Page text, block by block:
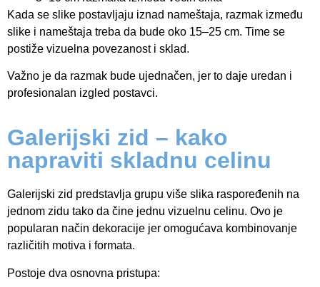
Kada se slike postavljaju iznad nameštaja, razmak između
slike i nameštaja treba da bude oko 15–25 cm. Time se
postiže vizuelna povezanost i sklad.
Važno je da razmak bude ujednačen, jer to daje uredan i
profesionalan izgled postavci.
Galerijski zid – kako
napraviti skladnu celinu
Galerijski zid predstavlja grupu više slika raspoređenih na
jednom zidu tako da čine jednu vizuelnu celinu. Ovo je
popularan način dekoracije jer omogućava kombinovanje
različitih motiva i formata.
Postoje dva osnovna pristupa: